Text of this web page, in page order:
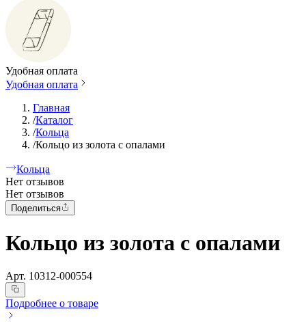
Удобная оплата
Удобная оплата
Главная
/Каталог
/Кольца
/Кольцо из золота с опалами
Кольца
Нет отзывов
Нет отзывов
Поделиться
Кольцо из золота с опалами
Арт. 10312-000554
Подробнее о товаре